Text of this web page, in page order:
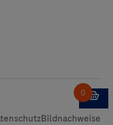
Bildnachweise